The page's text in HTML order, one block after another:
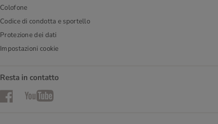
Colofone
Codice di condotta e sportello
Protezione dei dati
Impostazioni cookie
Resta in contatto
FacebookYouTube